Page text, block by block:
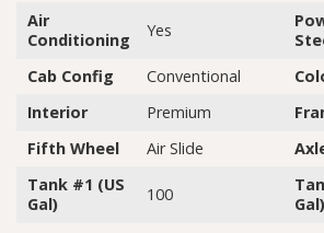
Air
Conditioning
Yes
Cab Config Conventional
Interior
Premium
Fifth Wheel
Air Slide
Tank #1 (US
Gal)
100
Gal)